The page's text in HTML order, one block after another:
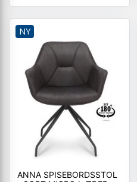
NY
ANNA SPISEBORDSSTOL